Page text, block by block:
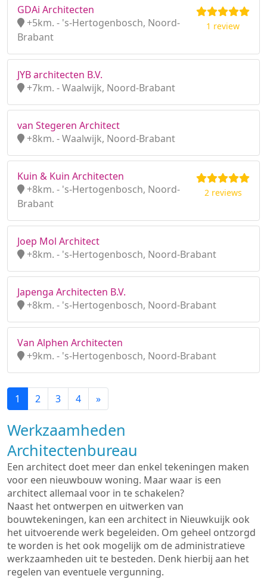
GDAi Architecten
+5km. - 's-Hertogenbosch, Noord-
Brabant
1 review
JYB architecten B.V.
+7km. - Waalwijk, Noord-Brabant
van Stegeren Architect
+8km. - Waalwijk, Noord-Brabant
Kuin & Kuin Architecten
+8km. - 's-Hertogenbosch, Noord-
Brabant
2 reviews
Joep Mol Architect
+8km. - 's-Hertogenbosch, Noord-Brabant
Japenga Architecten B.V.
+8km. - 's-Hertogenbosch, Noord-Brabant
Van Alphen Architecten
+9km. - 's-Hertogenbosch, Noord-Brabant
1 2 3 4 »
Werkzaamheden
Architectenbureau
Een architect doet meer dan enkel tekeningen maken
voor een nieuwbouw woning. Maar waar is een
architect allemaal voor in te schakelen?
Naast het ontwerpen en uitwerken van
bouwtekeningen, kan een architect in Nieuwkuijk ook
het uitvoerende werk begeleiden. Om geheel ontzorgd
te worden is het ook mogelijk om de administratieve
werkzaamheden uit te besteden. Denk hierbij aan het
regelen van eventuele vergunning.